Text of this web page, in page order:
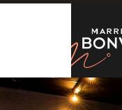
Skip to Content